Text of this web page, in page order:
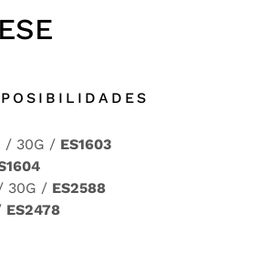
/ 30G / ES1603
30G / ES2588
ES2478